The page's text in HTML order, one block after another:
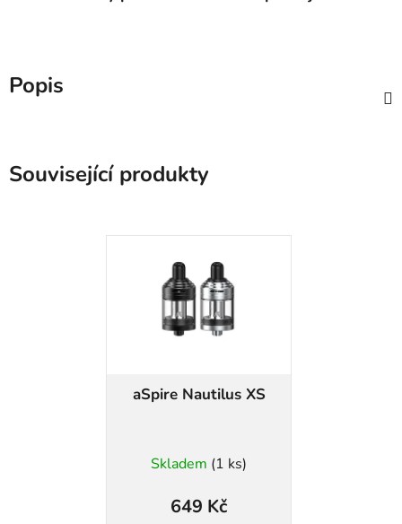
Popis
Související produkty
aSpire Nautilus XS
Skladem (1 ks)
649 Kč